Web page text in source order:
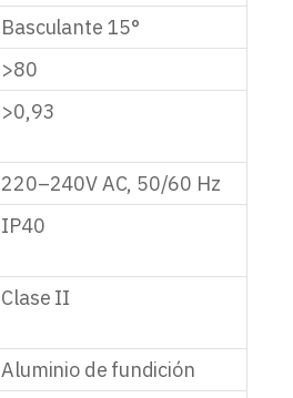
Basculante 15°
>80
>0,93
220–240V AC, 50/60 Hz
IP40
Clase II
Aluminio de fundición